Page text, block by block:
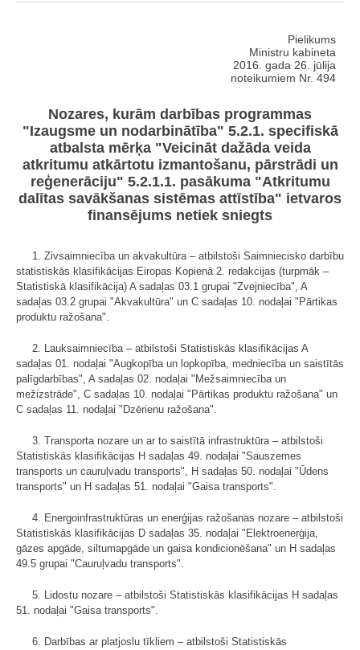
Pielikums
Ministru kabineta
2016. gada 26. jūlija
noteikumiem Nr. 494
Nozares, kurām darbības programmas
"Izaugsme un nodarbinātība" 5.2.1. specifiskā
atbalsta mērķa "Veicināt dažāda veida
atkritumu atkārtotu izmantošanu, pārstrādi un
reģenerāciju" 5.2.1.1. pasākuma "Atkritumu
dalītas savākšanas sistēmas attīstība" ietvaros
finansējums netiek sniegts
1. Zivsaimniecība un akvakultūra – atbilstoši Saimniecisko darbību
statistiskās klasifikācijas Eiropas Kopienā 2. redakcijas (turpmāk –
Statistiskā klasifikācija) A sadaļas 03.1 grupai "Zvejniecība", A
sadaļas 03.2 grupai "Akvakultūra" un C sadaļas 10. nodaļai "Pārtikas
produktu ražošana".
2. Lauksaimniecība – atbilstoši Statistiskās klasifikācijas A
sadaļas 01. nodaļai "Augkopība un lopkopība, medniecība un saistītās
palīgdarbības", A sadaļas 02. nodaļai "Mežsaimniecība un
mežizstrāde", C sadaļas 10. nodaļai "Pārtikas produktu ražošana" un
C sadaļas 11. nodaļai "Dzērienu ražošana".
3. Transporta nozare un ar to saistītā infrastruktūra – atbilstoši
Statistiskās klasifikācijas H sadaļas 49. nodaļai "Sauszemes
transports un cauruļvadu transports", H sadaļas 50. nodaļai "Ūdens
transports" un H sadaļas 51. nodaļai "Gaisa transports".
4. Energoinfrastruktūras un enerģijas ražošanas nozare – atbilstoši
Statistiskās klasifikācijas D sadaļas 35. nodaļai "Elektroenerģija,
gāzes apgāde, siltumapgāde un gaisa kondicionēšana" un H sadaļas
49.5 grupai "Cauruļvadu transports".
5. Lidostu nozare – atbilstoši Statistiskās klasifikācijas H sadaļas
51. nodaļai "Gaisa transports".
6. Darbības ar platjoslu tīkliem – atbilstoši Statistiskās